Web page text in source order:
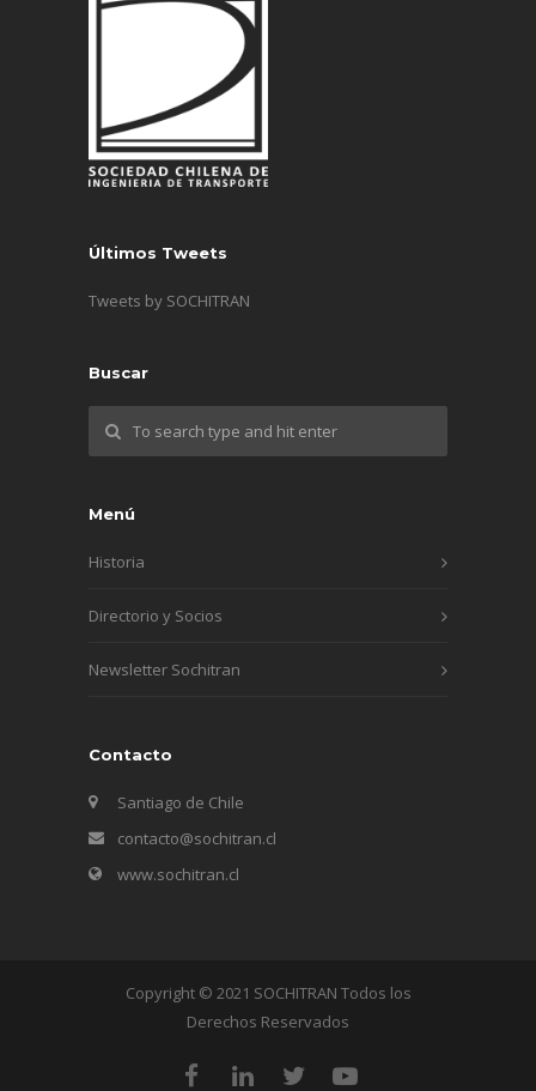
Últimos Tweets
Tweets by SOCHITRAN
Buscar
Menú
Historia
Directorio y Socios
Newsletter Sochitran
Contacto
Santiago de Chile
contacto@sochitran.cl
www.sochitran.cl
Copyright © 2021 SOCHITRAN Todos los
Derechos Reservados